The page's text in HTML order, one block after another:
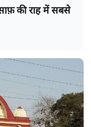
की राह में सबसे